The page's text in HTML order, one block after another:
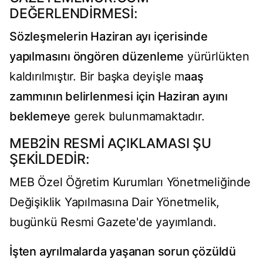
DEĞERLENDİRMESİ:
Sözleşmelerin Haziran ayı içerisinde
yapılmasını öngören düzenleme yürürlükten
kaldırılmıştır. Bir başka deyişle maaş
zammının belirlenmesi için Haziran ayını
beklemeye gerek bulunmamaktadır.
MEB2İN RESMİ AÇIKLAMASI ŞU
ŞEKİLDEDİR:
MEB Özel Öğretim Kurumları Yönetmeliğinde
Değişiklik Yapılmasına Dair Yönetmelik,
bugünkü Resmi Gazete'de yayımlandı.
İşten ayrılmalarda yaşanan sorun çözüldü